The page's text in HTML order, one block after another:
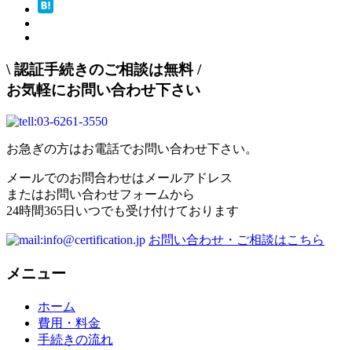
\ 認証手続きのご相談は無料/
お気軽にお問い合わせ下さい
お急ぎの方はお電話でお問い合わせ下さい。
メールでのお問合わせはメールアドレス
またはお問い合わせフォームから
24時間365日いつでも受け付けております
お問い合わせ・ご相談はこちら
メニュー
ホーム
費用・料金
手続きの流れ